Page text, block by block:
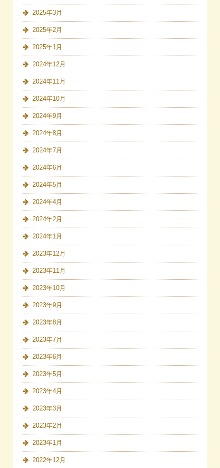
2025年3月
2025年2月
2025年1月
2024年12月
2024年11月
2024年10月
2024年9月
2024年8月
2024年7月
2024年6月
2024年5月
2024年4月
2024年2月
2024年1月
2023年12月
2023年11月
2023年10月
2023年9月
2023年8月
2023年7月
2023年6月
2023年5月
2023年4月
2023年3月
2023年2月
2023年1月
2022年12月